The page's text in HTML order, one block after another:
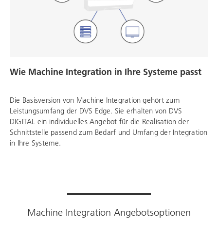
Wie Machine Integration in Ihre Systeme passt
Die Basisversion von Machine Integration gehört zum
Leistungsumfang der DVS Edge. Sie erhalten von DVS
DIGITAL ein individuelles Angebot für die Realisation der
Schnittstelle passend zum Bedarf und Umfang der Integration
in Ihre Systeme.
Machine Integration Angebotsoptionen